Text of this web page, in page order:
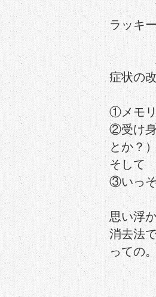
ラッキ
症状の
①メモ
②受け身
とか？
そして
③いっ
思い浮
消去法
っての